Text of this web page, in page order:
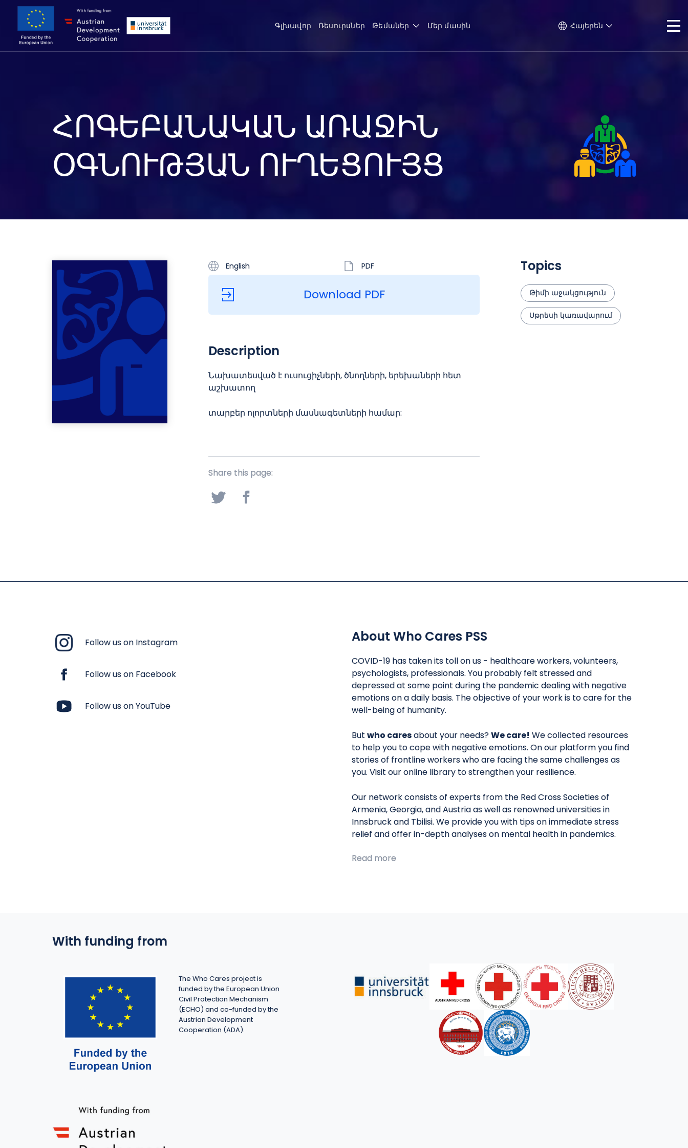
Գլխավոր Ռեսուրսներ Թեմաներ Մեր մասին Հայերեն
ՀՈԳԵԲԱՆԱԿԱՆ ԱՌԱՋԻՆ
ՕԳՆՈՒԹՅԱՆ ՈՒՂԵՑՈՒՅՑ
English PDF
Download PDF
Description
Նախատեսված է ուսուցիչների, ծնողների, երեխաների հետ
աշխատող
տարբեր ոլորտների մասնագետների համար:
Share this page:
Topics
Թիմի աջակցություն
Սթրեսի կառավարում
Follow us on Instagram
Follow us on Facebook
Follow us on YouTube
About Who Cares PSS
COVID-19 has taken its toll on us - healthcare workers, volunteers,
psychologists, professionals. You probably felt stressed and
depressed at some point during the pandemic dealing with negative
emotions on a daily basis. The objective of your work is to care for the
well-being of humanity.
But who caresabout your needs?We care! We collected resources
to help you to cope with negative emotions. On our platform you find
stories of frontline workers who are facing the same challenges as
you. Visit our online library to strengthen your resilience.
Our network consists of experts from the Red Cross Societies of
Armenia, Georgia, and Austria as well as renowned universities in
Innsbruck and Tbilisi. We provide you with tips on immediate stress
relief and offer in-depth analyses on mental health in pandemics.
Read more
With funding from
The Who Cares project is
funded by the European Union
Civil Protection Mechanism
(ECHO) and co-funded by the
Austrian Development
Cooperation (ADA).